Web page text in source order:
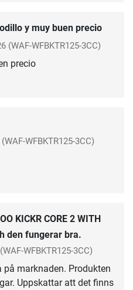
y muy buen precio
(WAF-WFBKTR125-3CC)
precio
(WAF-WFBKTR125-3CC)
KICKR CORE 2 WITH
den fungerar bra.
(WAF-WFBKTR125-3CC)
marknaden. Produkten
Uppskattar att det finns